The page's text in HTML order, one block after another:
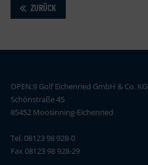
ZURÜCK
OPEN.9 Golf Eichenried GmbH & Co. KG
Schönstraße 45
85452 Moosinning-Eichenried
Tel. 08123 98 928-0
Fax 08123 98 928-29